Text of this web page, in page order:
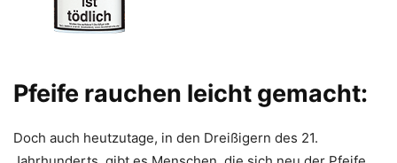
Pfeife rauchen leicht gemacht:
Doch auch heutzutage, in den Dreißigern des 21.